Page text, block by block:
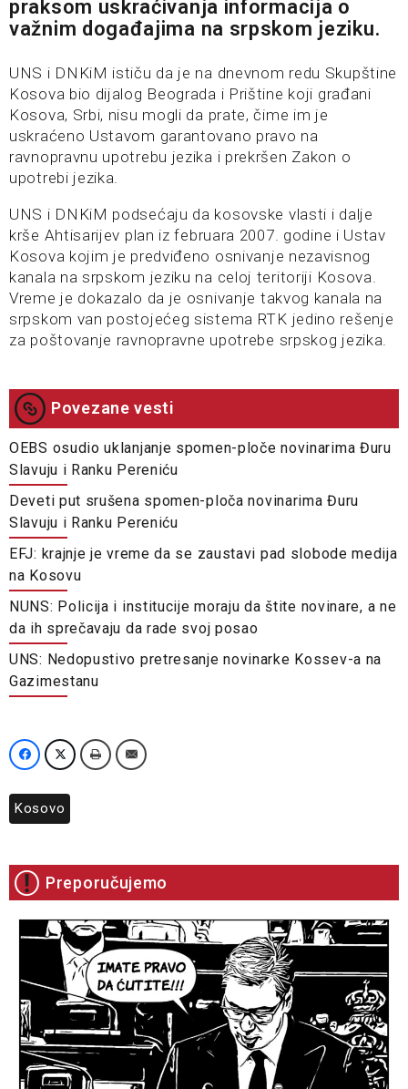
praksom uskraćivanja informacija o
važnim događajima na srpskom jeziku.
UNS i DNKiM ističu da je na dnevnom redu Skupštine
Kosova bio dijalog Beograda i Prištine koji građani
Kosova, Srbi, nisu mogli da prate, čime im je
uskraćeno Ustavom garantovano pravo na
ravnopravnu upotrebu jezika i prekršen Zakon o
upotrebi jezika.
UNS i DNKiM podsećaju da kosovske vlasti i dalje
krše Ahtisarijev plan iz februara 2007. godine i Ustav
Kosova kojim je predviđeno osnivanje nezavisnog
kanala na srpskom jeziku na celoj teritoriji Kosova.
Vreme je dokazalo da je osnivanje takvog kanala na
srpskom van postojećeg sistema RTK jedino rešenje
za poštovanje ravnopravne upotrebe srpskog jezika.
Povezane vesti
OEBS osudio uklanjanje spomen-ploče novinarima Đuru
Slavuju i Ranku Pereniću
Deveti put srušena spomen-ploča novinarima Đuru
Slavuju i Ranku Pereniću
EFJ: krajnje je vreme da se zaustavi pad slobode medija
na Kosovu
NUNS: Policija i institucije moraju da štite novinare, a ne
da ih sprečavaju da rade svoj posao
UNS: Nedopustivo pretresanje novinarke Kossev-a na
Gazimestanu
Kosovo
Preporučujemo